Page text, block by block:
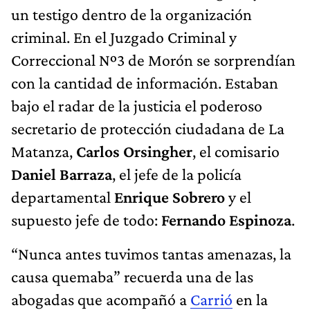
un testigo dentro de la organización
criminal. En el Juzgado Criminal y
Correccional Nº3 de Morón se sorprendían
con la cantidad de información. Estaban
bajo el radar de la justicia el poderoso
secretario de protección ciudadana de La
Matanza, Carlos Orsingher, el comisario
Daniel Barraza, el jefe de la policía
departamental Enrique Sobreroy el
supuesto jefe de todo: Fernando Espinoza.
“Nunca antes tuvimos tantas amenazas, la
causa quemaba” recuerda una de las
abogadas que acompañó a Carrió en la